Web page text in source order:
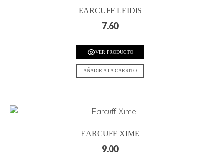
EARCUFF LEIDIS
7.60
VER PRODUCTO
AÑADIR A LA CARRITO
EARCUFF XIME
9.00